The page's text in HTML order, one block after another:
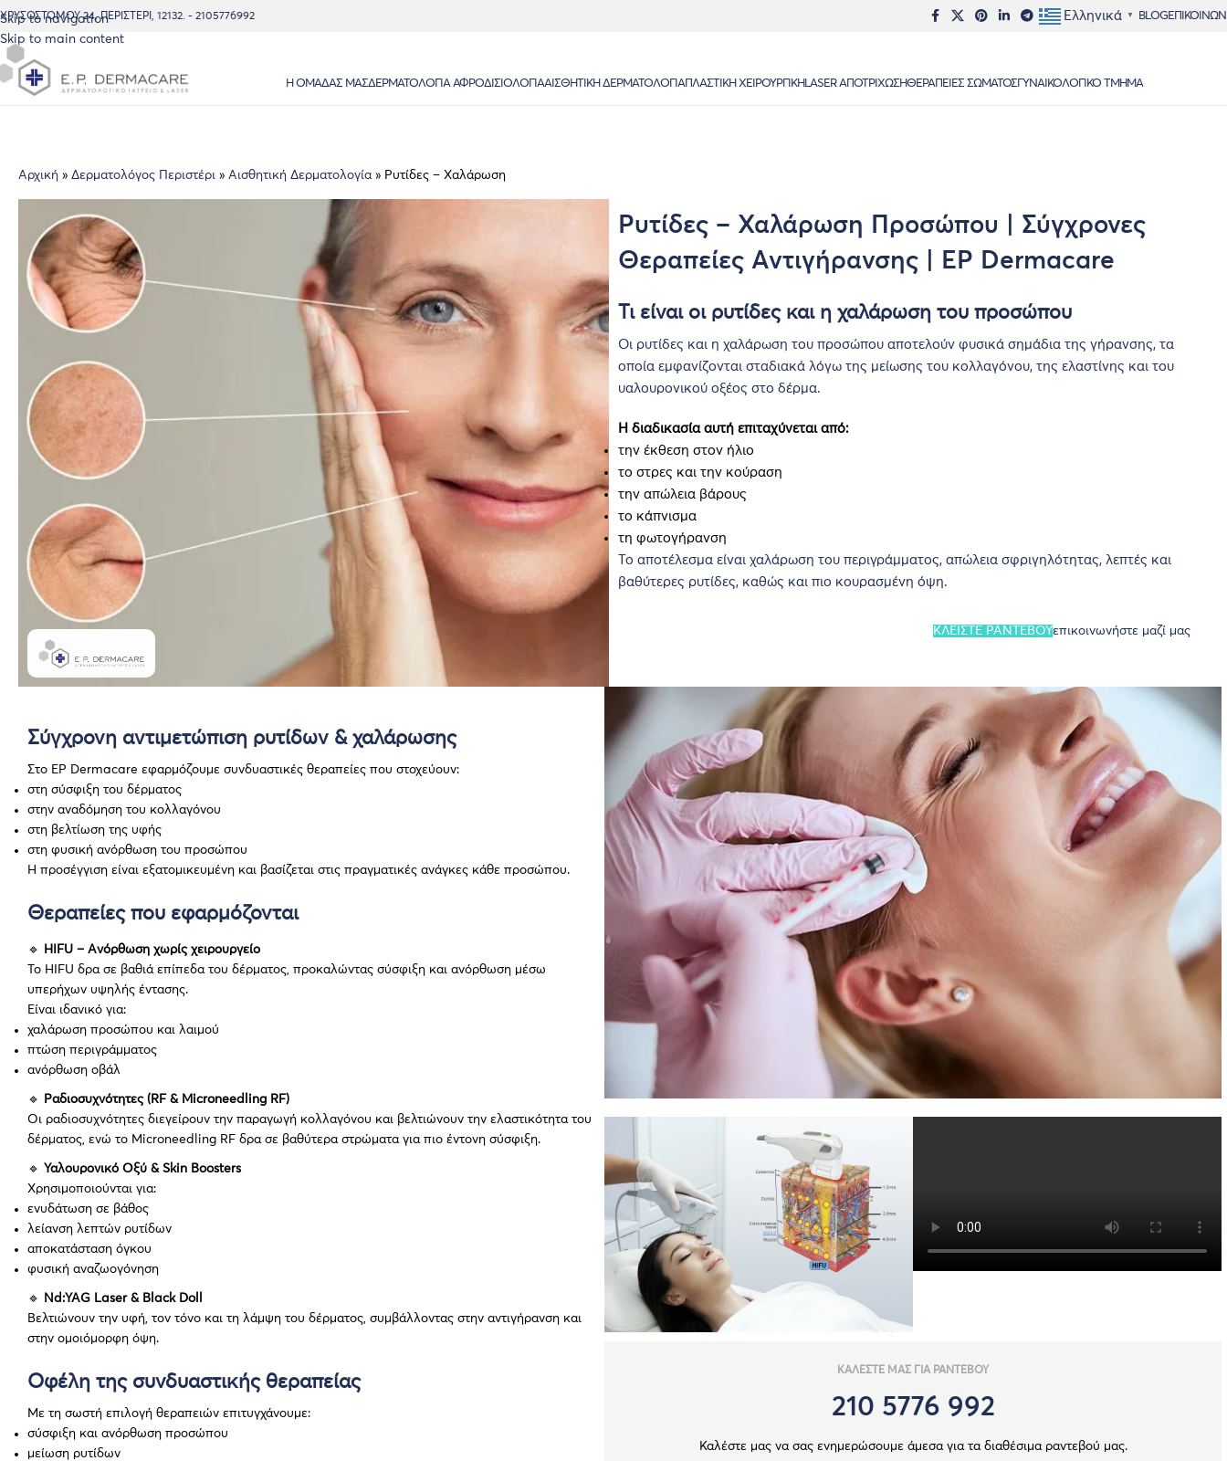
Skip to navigation
Skip to main content
ΧΡΥΣΟΣΤΌΜΟΥ 24, ΠΕΡΙΣΤΈΡΙ, 12132. - 2105776992 Ελληνικά ▼ BLOG
Η ΟΜΆΔΑΣ ΜΑΣΔΕΡΜΑΤΟΛΟΓΊΑ ΑΦΡΟΔΙΣΙΟΛΟΓΊΑΑΙΣΘΗΤΙΚΉ ΔΕΡΜΑΤΟΛΟΓΊΑΠΛΑΣΤΙΚΉ ΧΕΙΡΟΥΡΓΙΚΉLASER ΑΠΟΤΡΊΧΩΣΗΘΕΡΑΠΕΊΕΣ ΣΏΜΑΤΟΣΓΥΝΑΙΚΟΛΟΓΙΚΌ ΤΜΉΜΑ
Αρχική » Δερματολόγος Περιστέρι » Αισθητική Δερματολογία» Ρυτίδες – Χαλάρωση
Ρυτίδες – Χαλάρωση Προσώπου | Σύγχρονες
Θεραπείες Αντιγήρανσης | EP Dermacare
Τι είναι οι ρυτίδες και η χαλάρωση του προσώπου
Οι ρυτίδες και η χαλάρωση του προσώπου αποτελούν φυσικά σημάδια της γήρανσης, τα
οποία εμφανίζονται σταδιακά λόγω της μείωσης του κολλαγόνου, της ελαστίνης και του
υαλουρονικού οξέος στο δέρμα.
Η διαδικασία αυτή επιταχύνεται από:
την έκθεση στον ήλιο
το στρες και την κούραση
την απώλεια βάρους
το κάπνισμα
τη φωτογήρανση
Το αποτέλεσμα είναι χαλάρωση του περιγράμματος, απώλεια σφριγηλότητας, λεπτές και
βαθύτερες ρυτίδες, καθώς και πιο κουρασμένη όψη.
επικοινωνήστε μαζί μας
ΚΛΕΙΣΤΕ ΡΑΝΤΕΒΟΥ
Σύγχρονη αντιμετώπιση ρυτίδων & χαλάρωσης
Στο EP Dermacare εφαρμόζουμε συνδυαστικές θεραπείες που στοχεύουν:
στη σύσφιξη του δέρματος
στην αναδόμηση του κολλαγόνου
στη βελτίωση της υφής
στη φυσική ανόρθωση του προσώπου
Η προσέγγιση είναι εξατομικευμένη και βασίζεται στις πραγματικές ανάγκες κάθε προσώπου.
Θεραπείες που εφαρμόζονται
🔹
HIFU – Ανόρθωση χωρίς χειρουργείο
Το HIFU δρα σε βαθιά επίπεδα του δέρματος, προκαλώντας σύσφιξη και ανόρθωση μέσω
υπερήχων υψηλής έντασης.
Είναι ιδανικό για:
χαλάρωση προσώπου και λαιμού
πτώση περιγράμματος
ανόρθωση οβάλ
🔹
Ραδιοσυχνότητες (RF & Microneedling RF)
Οι ραδιοσυχνότητες διεγείρουν την παραγωγή κολλαγόνου και βελτιώνουν την ελαστικότητα του
δέρματος, ενώ το Microneedling RF δρα σε βαθύτερα στρώματα για πιο έντονη σύσφιξη.
🔹 Υαλουρονικό Οξύ & Skin Boosters
Χρησιμοποιούνται για:
ενυδάτωση σε βάθος
λείανση λεπτών ρυτίδων
αποκατάσταση όγκου
φυσική αναζωογόνηση
🔹
Nd:YAG Laser & Black Doll
Βελτιώνουν την υφή, τον τόνο και τη λάμψη του δέρματος, συμβάλλοντας στην αντιγήρανση και
στην ομοιόμορφη όψη.
Οφέλη της συνδυαστικής θεραπείας
Με τη σωστή επιλογή θεραπειών επιτυγχάνουμε:
σύσφιξη και ανόρθωση προσώπου
μείωση ρυτίδων
ΚΑΛΕΣΤΕ ΜΑΣ ΓΙΑ ΡΑΝΤΕΒΟΥ
210 5776 992
Καλέστε μας να σας ενημερώσουμε άμεσα για τα διαθέσιμα ραντεβού μας.